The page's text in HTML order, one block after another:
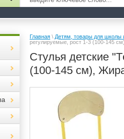
Главная \ Детям, товары для школы
регулируемые, рост 1-3 (100-145
Стулья детские
(100-145 см),